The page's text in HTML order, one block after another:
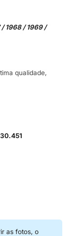
1968 / 1969 /
qualidade,
as fotos, o